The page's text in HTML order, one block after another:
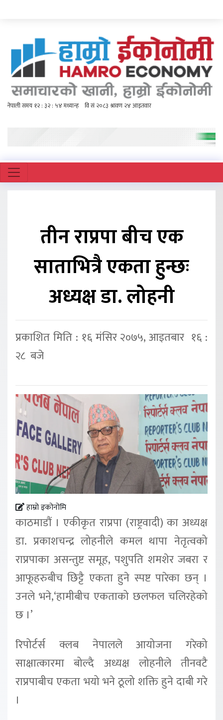
तीन राप्रपा बीच एक
साताभित्रै एकता हुन्छः
अध्यक्ष डा. लोहनी
प्रकाशित मिति : १६ मंसिर २०७५, आइतबार १६ :
२८ बजे
हाम्रो इकोनोमि
काठमाडौं । एकीकृत राप्रपा (राष्ट्रवादी) का अध्यक्ष
डा. प्रकाशचन्द्र लोहनीले कमल थापा नेतृत्वको
राप्रपाका असन्तुष्ट समूह, पशुपति शमशेर जबरा र
आफूहरुबीच छिट्टै एकता हुने स्पष्ट पारेका छन् ।
उनले भने,‘हामीबीच एकताको छलफल चलिरहेको
छ ।’
रिपोर्टर्स क्लब नेपालले आयोजना गरेको
साक्षात्कारमा बोल्दै अध्यक्ष लोहनीले तीनवटै
राप्रपाबीच एकता भयो भने ठूलो शक्ति हुने दाबी गरे
।